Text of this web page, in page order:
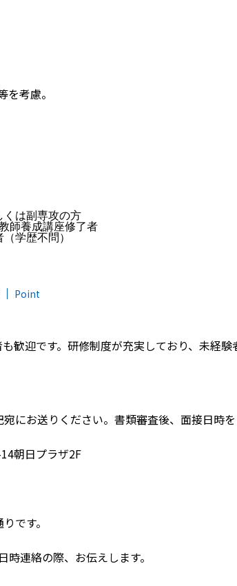
考慮。
は副専攻の方
師養成講座修了者
学歴不問）
Point
歓迎です。研修制度が充実しており、未経
にお送りください。書類審査後、面接日時を
朝日プラザ2F
です。
連絡の際、お伝えします。